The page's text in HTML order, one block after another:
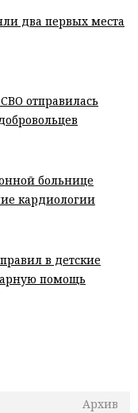
Архив
два первых места
отправилась
больнице
кардиологии
в детские
помощь